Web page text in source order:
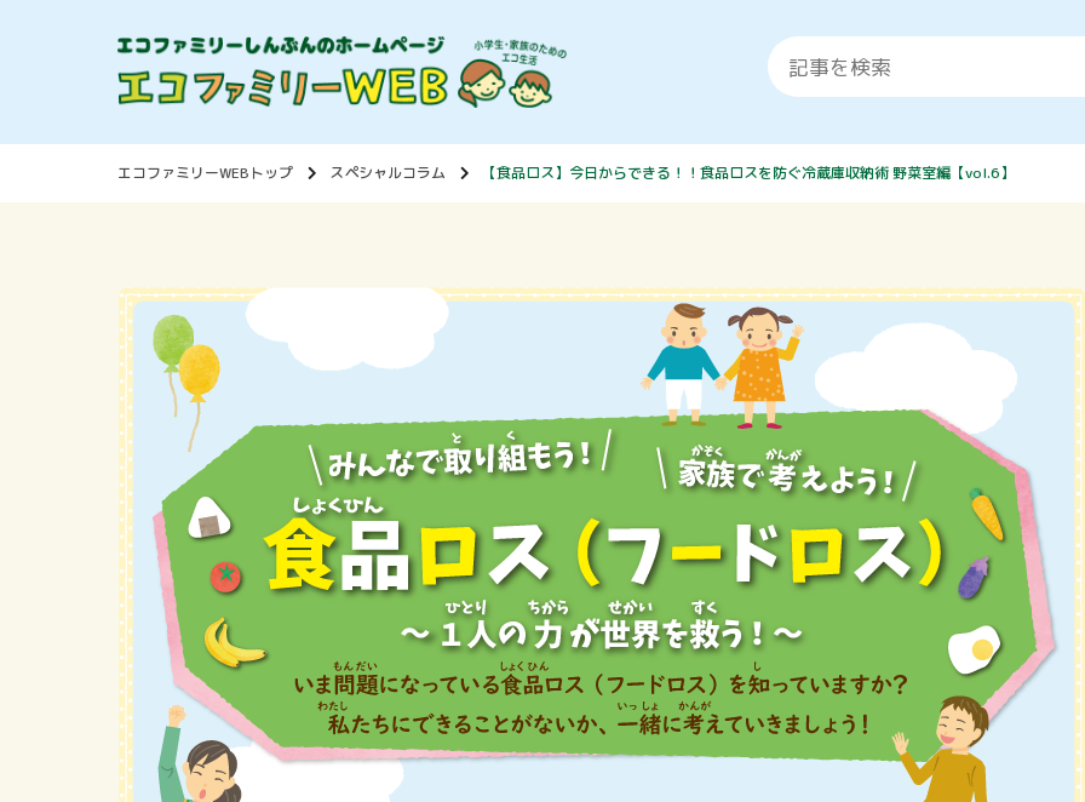
エコファミリーWEBトップ スペシャルコラム 【食品ロス】今日からできる！！食品ロスを防ぐ冷蔵庫収納術 野菜室編【vol.6】